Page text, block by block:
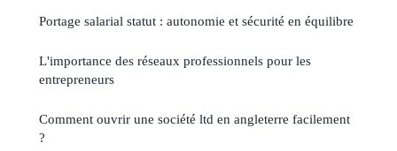
Portage salarial statut : autonomie et sécurité en équilibre
L'importance des réseaux professionnels pour les
entrepreneurs
Comment ouvrir une société ltd en angleterre facilement
?